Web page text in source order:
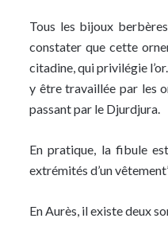
Tous les bijoux
constater que cette
citadine, qui privilégie
y être travaillée par les
passant par le Djurdjura.
En pratique, la fibule
extrémités d’un
En Aurès, il existe deux